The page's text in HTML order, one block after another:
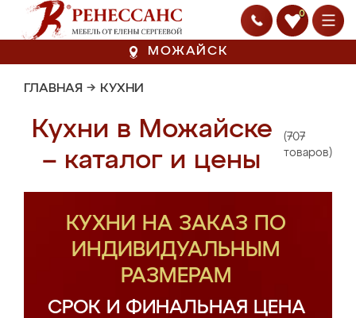
0
МОЖАЙСК
ГЛАВНАЯ → КУХНИ
Кухни в Можайске
– каталог и цены
(707
товаров)
КУХНИ НА ЗАКАЗ ПО
ИНДИВИДУАЛЬНЫМ
РАЗМЕРАМ
СРОК И ФИНАЛЬНАЯ ЦЕНА